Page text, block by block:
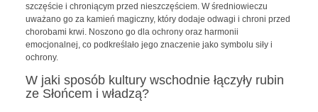
szczęście i chroniącym przed nieszczęściem. W średniowieczu
uważano go za kamień magiczny, który dodaje odwagi i chroni przed
chorobami krwi. Noszono go dla ochrony oraz harmonii
emocjonalnej, co podkreślało jego znaczenie jako symbolu siły i
ochrony.
W jaki sposób kultury wschodnie łączyły rubin
ze Słońcem i władzą?